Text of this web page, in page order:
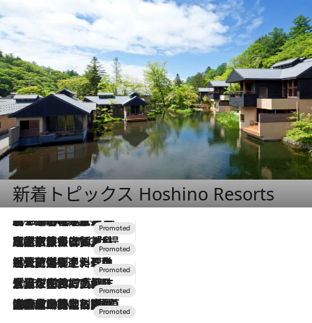
新着トピックス Hoshino Resorts
2026.8.7
【トンボの足水浴】ヒノキの香りに包まれて涼感マックス！約13℃の湧水かけ流しを避暑地「星野温泉 トンボの湯」で体験
2026.7.31
【ホテル帰省】という選択肢をOMOが提案。家族とほどよい距離を保つには「昼は実家、夜は気兼ねなくホテルで！」
2026.7.24
【夏限定ディナーコース】旬を迎える稚鮎や花ズッキーニなどをイタリア・トスカーナの郷土料理の手法で満喫！
2026.7.17
「土佐和ハーブかき氷」がOMO7高知に登場！生姜、山椒、大葉など目にも舌にも涼を呼ぶ郷土の味
2026.7.10
NEW OPEN！【界 草津】名湯の地に誕生。趣の異なる2種の温泉と上州ならではの会席・蕎麦割烹など美食を味わう究極の癒やし旅